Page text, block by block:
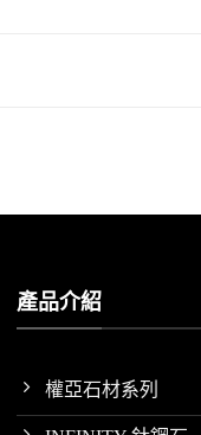
產品介紹
權亞石材系列